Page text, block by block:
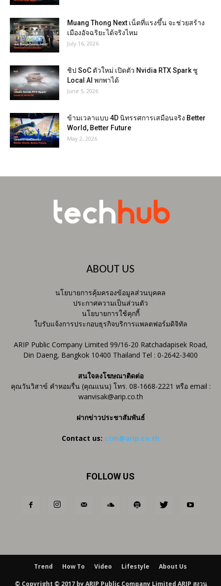
Muang Thong Next เน็ตที่แรงขึ้น จะช่วยสร้าง
เมืองอัจฉริยะได้จริงไหม
July 16, 2026
ชิป SoC ตัวใหม่ เปิดตัว Nvidia RTX Spark ชู
Local AI พกพาได้
June 5, 2026
ข้ามเวลาแบบ 4D นิทรรศการเสมือนจริง Better
World, Better Future
May 2, 2026
ABOUT US
นโยบายการคุ้มครองข้อมูลส่วนบุคคล
ประกาศความเป็นส่วนตัว
นโยบายการใช้คุกกี้
ใบรับแจ้งการประกอบธุรกิจบริการแพลตฟอร์มดิจิทัล
ARIP Public Company Limited 99/16-20 Ratchadapisek Road,
Din Daeng, Bangkok 10400 Thailand Tel : 0-2642-3400
สนใจลงโฆษณาติดต่อ
คุณวันวิสาข์ คำหอมรื่น (คุณแนน) โทร. 08-1668-2221 หรือ email :
wanvisak@arip.co.th
ฝากข่าวประชาสัมพันธ์
Contact us: ctm@arip.co.th
FOLLOW US
Trend How To Video Lifestyle About Us
© Copyright © 2017 by ARIP Public Company Limited ARIP สงวน